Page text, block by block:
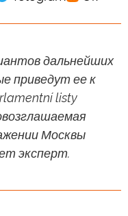
дальнейших
приведут ее к
listy
Москвы
эксперт.